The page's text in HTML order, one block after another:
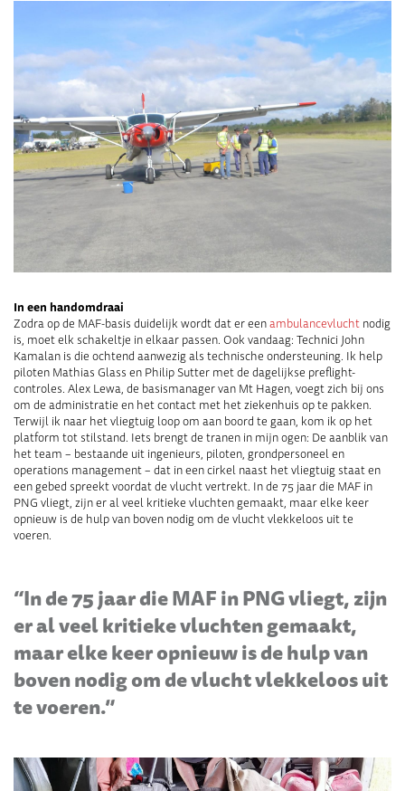
In een handomdraai
Zodra op de MAF-basis duidelijk wordt dat er eenambulancevlucht nodig
is, moet elk schakeltje in elkaar passen. Ook vandaag: Technici John
Kamalan is die ochtend aanwezig als technische ondersteuning. Ik help
piloten Mathias Glass en Philip Sutter met de dagelijkse preflight-
controles. Alex Lewa, de basismanager van Mt Hagen, voegt zich bij ons
om de administratie en het contact met het ziekenhuis op te pakken.
Terwijl ik naar het vliegtuig loop om aan boord te gaan, kom ik op het
platform tot stilstand. Iets brengt de tranen in mijn ogen: De aanblik van
het team – bestaande uit ingenieurs, piloten, grondpersoneel en
operations management – dat in een cirkel naast het vliegtuig staat en
een gebed spreekt voordat de vlucht vertrekt. In de 75 jaar die MAF in
PNG vliegt, zijn er al veel kritieke vluchten gemaakt, maar elke keer
opnieuw is de hulp van boven nodig om de vlucht vlekkeloos uit te
voeren.
“In de 75 jaar die MAF in PNG vliegt, zijn
er al veel kritieke vluchten gemaakt,
maar elke keer opnieuw is de hulp van
boven nodig om de vlucht vlekkeloos uit
te voeren.”